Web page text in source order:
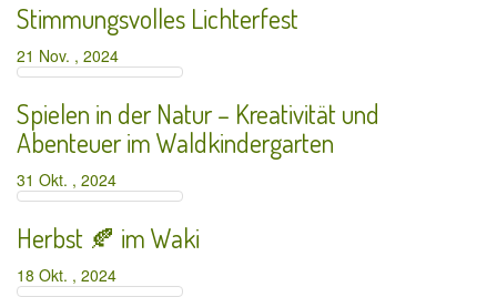
Stimmungsvolles Lichterfest
21 Nov. , 2024
Spielen in der Natur – Kreativität und
Abenteuer im Waldkindergarten
31 Okt. , 2024
Herbst 🍂 im Waki
18 Okt. , 2024